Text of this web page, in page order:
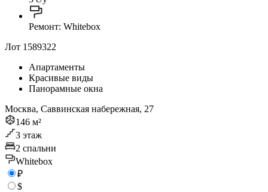
Ремонт: Whitebox
Лот 1589322
Апартаменты
Красивые виды
Панорамные окна
Москва, Саввинская набережная, 27
146 м²
3 этаж
2 спальни
Whitebox
₽
$